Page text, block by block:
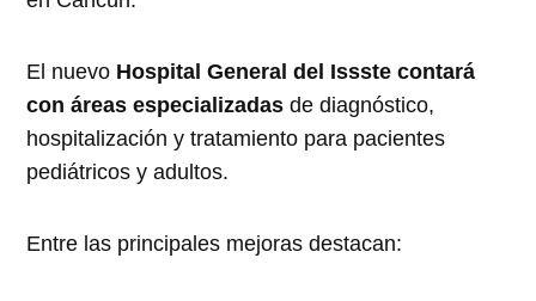
El nuevo Hospital General del Issste contará
con áreas especializadasde diagnóstico,
hospitalización y tratamiento para pacientes
pediátricos y adultos.
Entre las principales mejoras destacan: